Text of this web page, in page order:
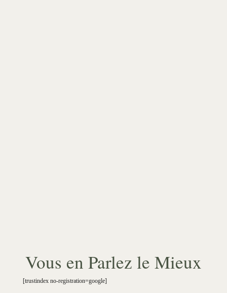
Vous en Parlez le Mieux
[trustindex no-registration=google]